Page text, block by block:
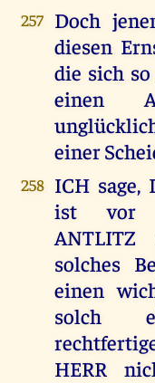
257 Doch
diesen
die sich
einen
einer
258 ICH sage,
ist vor
solches
einen
solch
HERR